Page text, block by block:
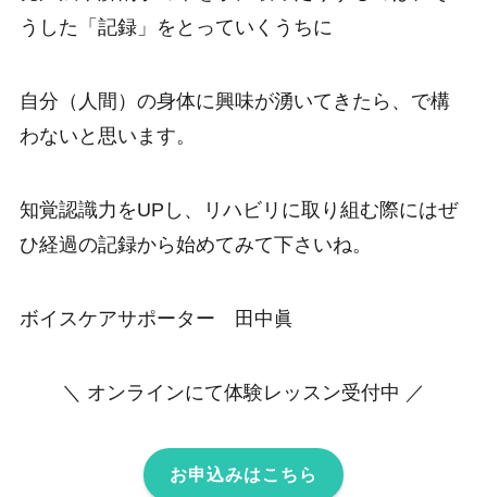
うした「記録」をとっていくうちに
自分（人間）の身体に興味が湧いてきたら、で構
わないと思います。
知覚認識力をUPし、リハビリに取り組む際にはぜ
ひ経過の記録から始めてみて下さいね。
ボイスケアサポーター 田中眞
＼ オンラインにて体験レッスン受付中 ／
お申込みはこちら